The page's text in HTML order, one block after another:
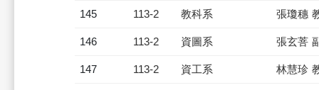
145 113-2 教科系 張瓊穗
146 113-2 資圖系 張玄菩
147 113-2 資工系 林慧珍